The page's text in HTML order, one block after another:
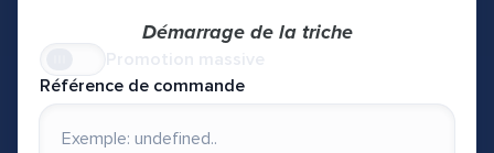
Démarrage de la triche
Référence de commande